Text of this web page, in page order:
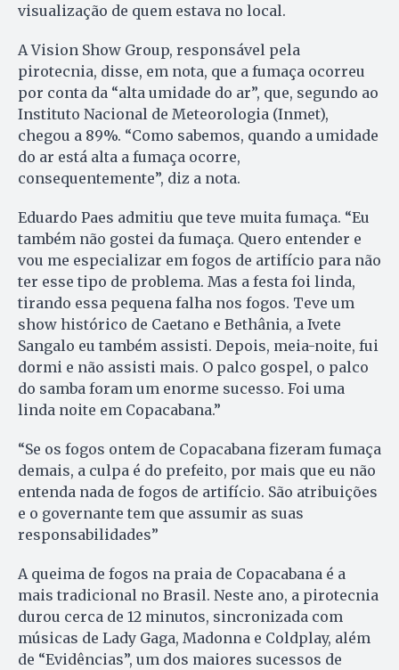
visualização de quem estava no local.
A Vision Show Group, responsável pela
pirotecnia, disse, em nota, que a fumaça ocorreu
por conta da “alta umidade do ar”, que, segundo ao
Instituto Nacional de Meteorologia (Inmet),
chegou a 89%. “Como sabemos, quando a umidade
do ar está alta a fumaça ocorre,
consequentemente”, diz a nota.
Eduardo Paes admitiu que teve muita fumaça. “Eu
também não gostei da fumaça. Quero entender e
vou me especializar em fogos de artifício para não
ter esse tipo de problema. Mas a festa foi linda,
tirando essa pequena falha nos fogos. Teve um
show histórico de Caetano e Bethânia, a Ivete
Sangalo eu também assisti. Depois, meia-noite, fui
dormi e não assisti mais. O palco gospel, o palco
do samba foram um enorme sucesso. Foi uma
linda noite em Copacabana.”
“Se os fogos ontem de Copacabana fizeram fumaça
demais, a culpa é do prefeito, por mais que eu não
entenda nada de fogos de artifício. São atribuições
e o governante tem que assumir as suas
responsabilidades”
A queima de fogos na praia de Copacabana é a
mais tradicional no Brasil. Neste ano, a pirotecnia
durou cerca de 12 minutos, sincronizada com
músicas de Lady Gaga, Madonna e Coldplay, além
de “Evidências”, um dos maiores sucessos de